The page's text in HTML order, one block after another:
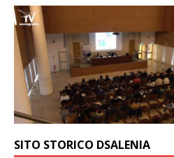
SITO STORICO DSALENIA